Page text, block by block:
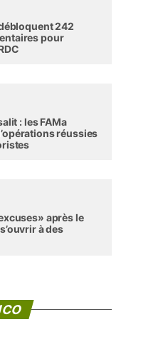
242
pour
: les FAMa
réussies
après le
à des